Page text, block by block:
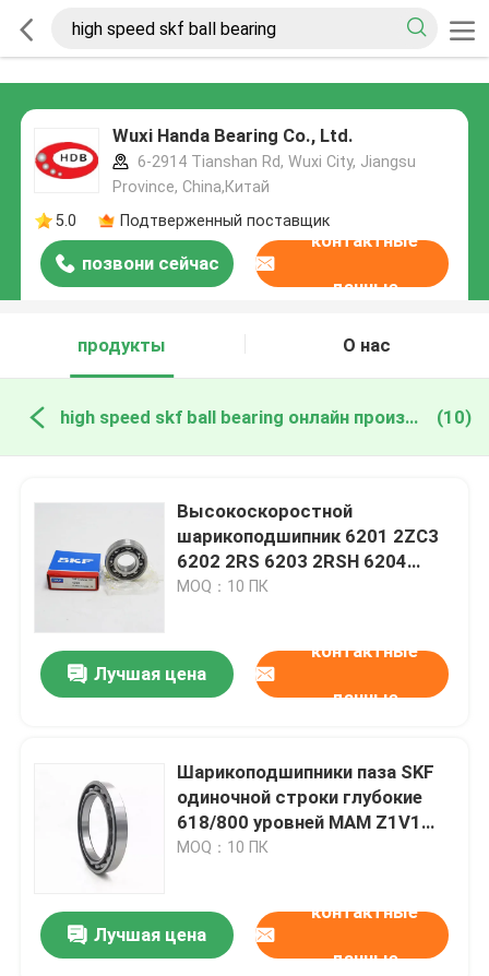
Wuxi Handa Bearing Co., Ltd.
6-2914 Tianshan Rd, Wuxi City, Jiangsu
Province, China,Китай
5.0
Подтверженный поставщик
позвони сейчас
контактные
данные
продукты О нас
high speed skf ball bearing онлайн производство (10)
Высокоскоростной
шарикоподшипник 6201 2ZC3
6202 2RS 6203 2RSH 6204
2RS1C3 6205 ZZ SKF
MOQ：10 ПК
Лучшая цена
контактные
данные
Шарикоподшипники паза SKF
одиночной строки глубокие
618/800 уровней МАМ Z1V1
Z2V2 Z3V3
MOQ：10 ПК
Лучшая цена
контактные
данные